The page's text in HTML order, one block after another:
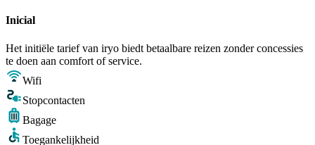
Inicial
Het initiële tarief van iryo biedt betaalbare reizen zonder concessies
te doen aan comfort of service.
Wifi
Stopcontacten
Bagage
Toegankelijkheid